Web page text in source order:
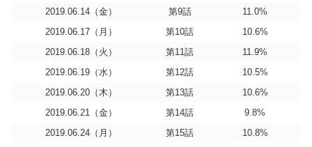
2019.06.14（金）
第9話
11.0%
2019.06.17（月）
第10話
10.6%
2019.06.18（火）
第11話
11.9%
2019.06.19（水）
第12話
10.5%
2019.06.20（木）
第13話
10.6%
2019.06.21（金）
第14話
9.8%
2019.06.24（月）
第15話
10.8%